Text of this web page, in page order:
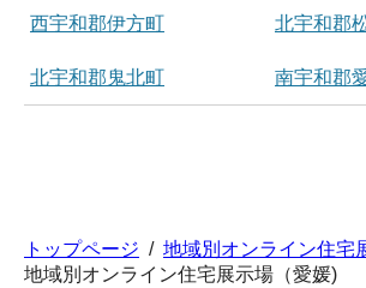
西宇和郡伊方町 北宇和郡
北宇和郡鬼北町 南宇和郡
トップページ / 地域別オンライン住宅
地域別オンライン住宅展示場（愛媛)